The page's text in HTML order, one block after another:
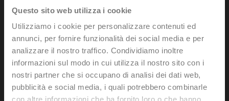
Questo sito web utilizza i cookie
Utilizziamo i cookie per personalizzare contenuti ed
annunci, per fornire funzionalità dei social media e per
analizzare il nostro traffico. Condividiamo inoltre
informazioni sul modo in cui utilizza il nostro sito con i
nostri partner che si occupano di analisi dei dati web,
pubblicità e social media, i quali potrebbero combinarle
con altre informazioni che ha fornito loro o che hanno
Belimo Americas releases a new educational tool. The
hydronic system in a 4-story building with five terminal
units on each floor. All terminal units, branches, and the
raiser have a manual balancing valve that allows
adjusting based on the valve opening. The Simulator
identifies and illustrates when the system needs to be
balanced and how the adjusting of the valve could
impact the entire system. The main purpose of Belimo